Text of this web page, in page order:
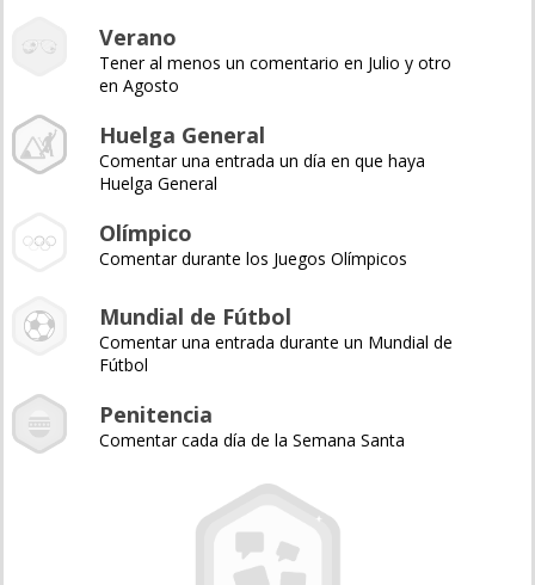
Verano
Tener al menos un comentario en Julio y otro
en Agosto
Huelga General
Comentar una entrada un día en que haya
Huelga General
Olímpico
Comentar durante los Juegos Olímpicos
Mundial de Fútbol
Comentar una entrada durante un Mundial de
Fútbol
Penitencia
Comentar cada día de la Semana Santa